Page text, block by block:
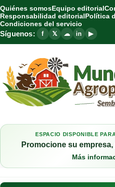
Quiénes somosEquipo editorial
Responsabilidad editorialPolítica
Condiciones del servicio
Síguenos: f 𝕏 ☁ in ▶
ESPACIO DISPONIBLE
Promocione su
Más